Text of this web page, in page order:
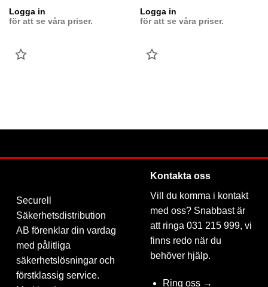
Logga in
för att se våra priser.
Logga in
för att se våra priser.
Securell
Säkerhetsdistribution
AB förenklar din vardag
med pålitliga
säkerhetslösningar och
förstklassig service.
Kontakta oss
Vill du komma i kontakt
med oss? Snabbast är
att ringa 031 215 999, vi
finns redo när du
behöver hjälp.
Ring oss →